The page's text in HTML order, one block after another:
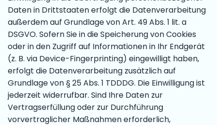
Daten in Drittstaaten erfolgt die Datenverarbeitung
außerdem auf Grundlage von Art. 49 Abs. 1 lit. a
DSGVO. Sofern Sie in die Speicherung von Cookies
oder in den Zugriff auf Informationen in Ihr Endgerät
(z. B. via Device-Fingerprinting) eingewilligt haben,
erfolgt die Datenverarbeitung zusätzlich auf
Grundlage von § 25 Abs. 1 TDDDG. Die Einwilligung ist
jederzeit widerrufbar. Sind Ihre Daten zur
Vertragserfüllung oder zur Durchführung
vorvertraglicher Maßnahmen erforderlich,